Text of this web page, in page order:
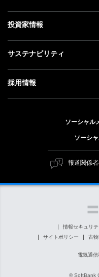
更新情報
社長メッセージ
事業紹介
理念・ビジョン・戦略 ト
成長戦略「Activate AI
人材戦略
投資家情報
投資家情報 トップ
経営方針
サステナビリティ
サステナビリティ トップ
トップメッセージ
ESG方針・体制
マテリアリティ（重要課
ESGの主な取り組み
外部評価・イニシアチブ
採用情報
キャリア採用
障がい者採用
ソーシャル
ソーシ
報道関係
情報セキュリテ
サイトポリシー
古
電気通
© SoftBank